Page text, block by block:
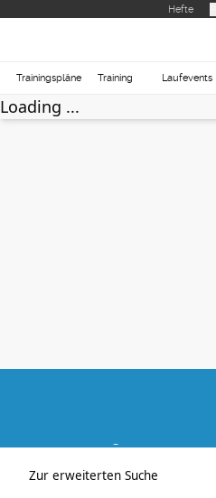
Hefte
Trainingspläne Training Laufevents
Loading ...
Zur erweiterten Suche